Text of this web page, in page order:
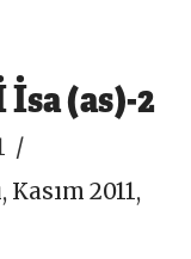
İsa (as)-2
, Kasım 2011,